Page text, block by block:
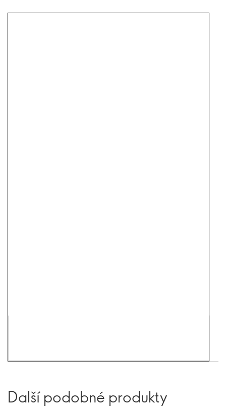
Další podobné produkty